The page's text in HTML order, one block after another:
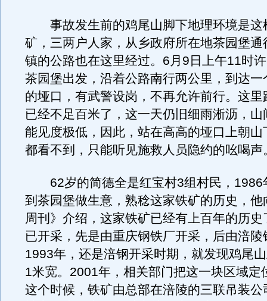
事故发生前的鸡尾山脚下地理环境是这
矿，三两户人家，从乡政府所在地茶园堡通
镇的公路也在这里经过。6月9日上午11时
茶园堡出发，沿着公路南行两公里，到达一
的垭口，有武警设岗，不再允许前行。这里
已经不足百米了，这一天仍旧细雨淅沥，
能见度极低，因此，站在高高的垭口上朝山
都看不到，只能听见施救人员隐约的吆喝声
62岁的简德全是红宝村3组村民，1986
到茶园堡做生意，熟稔这家铁矿的历史，他
周刊》介绍，这家铁矿已经有上百年的历
已开采，先是由重庆钢铁厂开采，后由涪
1993年，还是涪钢开采时期，就发现鸡尾
1米宽。2001年，相关部门把这一块区域定
这个时候，铁矿由总部在涪陵的三联吊装公